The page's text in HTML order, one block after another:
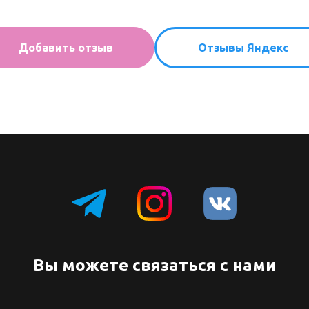
Добавить отзыв Отзывы Яндекс
Вы можете связаться с нами